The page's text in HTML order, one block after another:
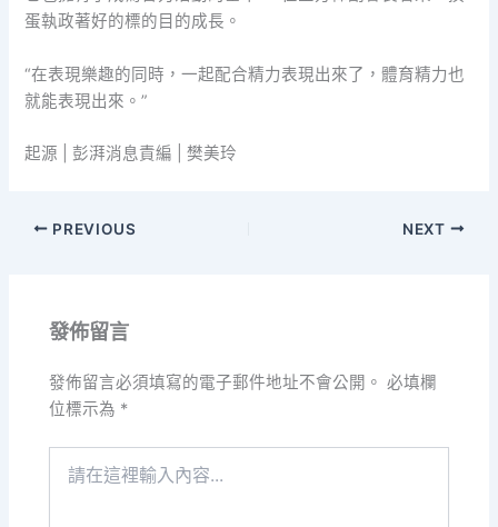
蛋執政著好的標的目的成長。
“在表現樂趣的同時，一起配合精力表現出來了，體育精力也
就能表現出來。”
起源 | 彭湃消息責編 | 樊美玲
PREVIOUS NEXT
發佈留言
發佈留言必須填寫的電子郵件地址不會公開。 必填欄
位標示為 *